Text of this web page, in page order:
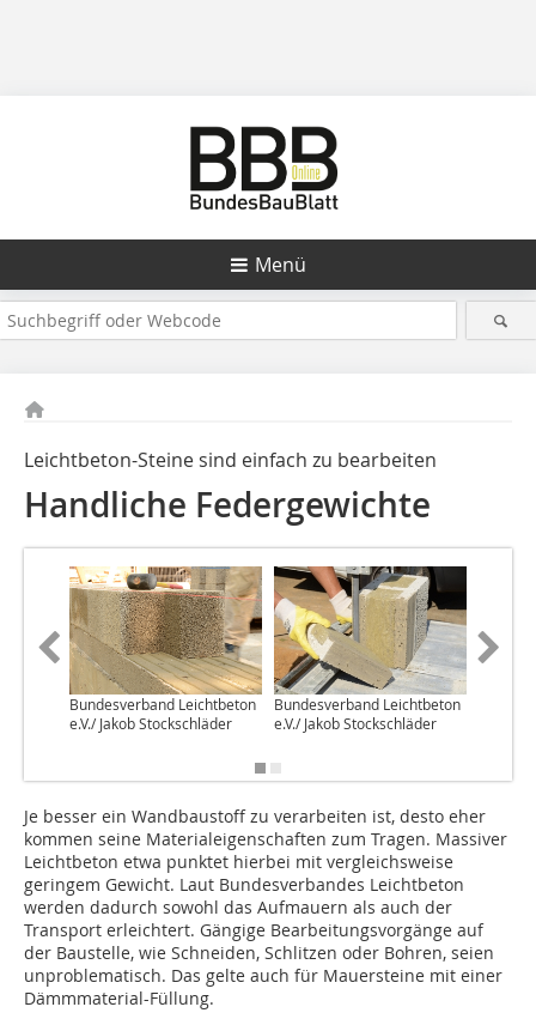
Menü
Leichtbeton-Steine sind einfach zu bearbeiten
Handliche Federgewichte
Bundesverband Leichtbeton
e.V./ Jakob Stockschläder
Bundesverband Leichtbeton
e.V./ Jakob Stockschläder
Je besser ein Wandbaustoff zu verarbeiten ist, desto eher
kommen seine Materialeigenschaften zum Tragen. Massiver
Leichtbeton etwa punktet hierbei mit vergleichsweise
geringem Gewicht. Laut Bundesverbandes Leichtbeton
werden dadurch sowohl das Aufmauern als auch der
Transport erleichtert. Gängige Be­­arbeitungsvorgänge auf
der Baustelle, wie Schneiden, Schlitzen oder Bohren, seien
unproblematisch. Das gelte auch für Mauersteine mit einer
Dämmmaterial-Füllung.